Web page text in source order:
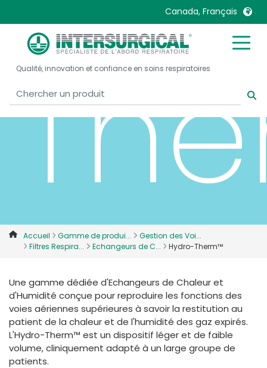
Canada, Français
United Kingdom
United States
Australia
Belgique, Français
Denmark
Deutschland
France
Italia
Mexico
Nederlands
Sweden
International English
Qualité, innovation et confiance en soins respiratoires
Accueil Gamme de produi...
Gestion des Voi...
Filtres Respira...
Echangeurs de C... Hydro-Therm™
Une gamme dédiée d'Echangeurs de Chaleur et
d'Humidité conçue pour reproduire les fonctions des
voies aériennes supérieures à savoir la restitution au
patient de la chaleur et de l'humidité des gaz expirés.
L'Hydro-Therm™ est un dispositif léger et de faible
volume, cliniquement adapté à un large groupe de
patients.